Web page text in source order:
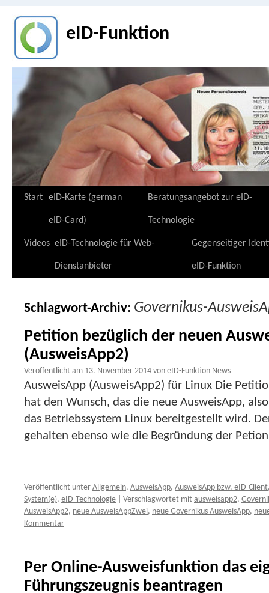
eID-Funktion
Zum
springen
Start eID-Karte (german
eID-Card)
Beratungsangebot zur eID-
Technologie
Videos eID-Technologie für Web-
Dienstanbieter
Gegenseitiger
eID-Funktion
Schlagwort-Archiv: Governikus-
Petition bezüglich der neuen
(AusweisApp2)
Veröffentlicht am 13. November 2014 von eID-Funktion News
AusweisApp (AusweisApp2) für Linux Die
hat den Wunsch, das die neue AusweisApp,
das Betriebssystem Linux bereitgestellt wird.
gehalten ebenso wie die Begründung der
Veröffentlicht unter Allgemein, AusweisApp, AusweisApp bzw. eID-Client
System(e), eID-Technologie Verschlagwortet mit ausweisapp2,
AusweisApp2, neue AusweisAppZwei, neue Governikus AusweisApp,
Kommentar
Per Online-Ausweisfunktion das
Führungszeugnis beantragen